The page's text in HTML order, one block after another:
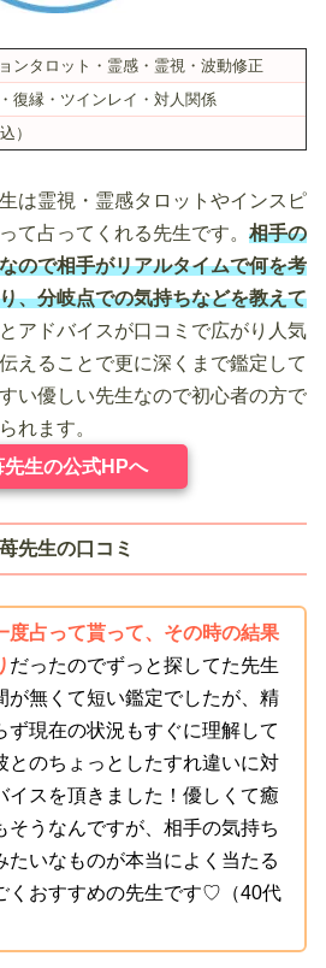
ンタロット・霊感・霊視・波動修正
復縁・ツインレイ・対人関係
）
は霊視・霊感タロットやインスピ
て占ってくれる先生です。 相手の
ので相手がリアルタイムで何を考
、分岐点での気持ちなどを教えて
アドバイスが口コミで広がり人気
えることで更に深くまで鑑定して
い優しい先生なので初心者の方で
れます。
先生の公式HPへ
先生の口コミ
度占って貰って、その時の結果
だったのでずっと探してた先生
が無くて短い鑑定でしたが、精
ず現在の状況もすぐに理解して
とのちょっとしたすれ違いに対
イスを頂きました！優しくて癒
そうなんですが、相手の気持ち
たいなものが本当によく当たる
くおすすめの先生です♡（40代